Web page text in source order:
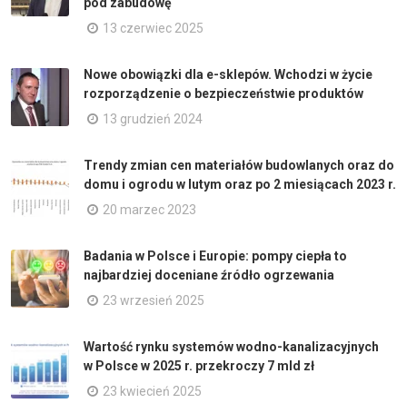
13 czerwiec 2025
Nowe obowiązki dla e-sklepów. Wchodzi w życie
rozporządzenie o bezpieczeństwie produktów
13 grudzień 2024
Trendy zmian cen materiałów budowlanych oraz do
domu i ogrodu w lutym oraz po 2 miesiącach 2023 r.
20 marzec 2023
Badania w Polsce i Europie: pompy ciepła to
najbardziej doceniane źródło ogrzewania
23 wrzesień 2025
Wartość rynku systemów wodno-kanalizacyjnych
w Polsce w 2025 r. przekroczy 7 mld zł
23 kwiecień 2025